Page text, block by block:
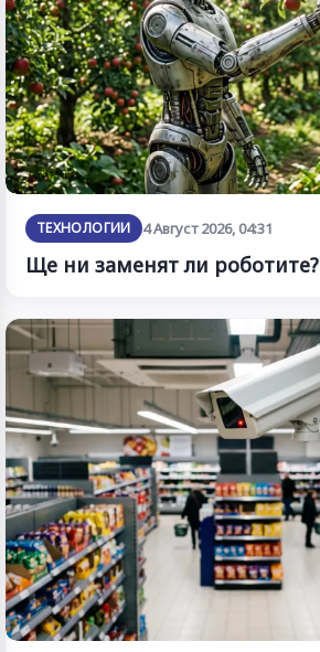
ТЕХНОЛОГИИ 4 Август 2026, 04:31
Ще ни заменят ли роботите?